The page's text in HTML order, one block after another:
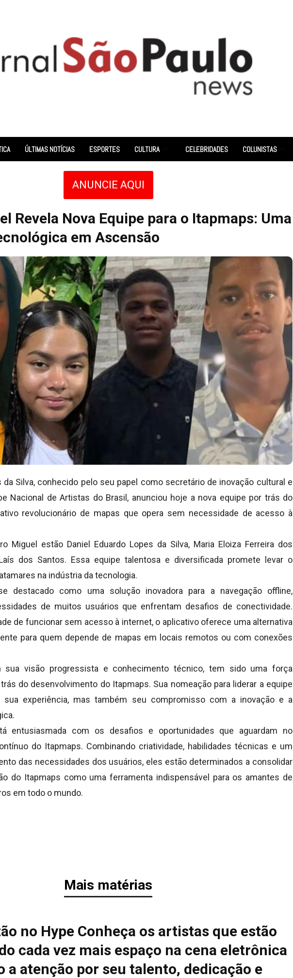
ÚLTIMAS NOTÍCIAS ESPORTES CULTURA CELEBRIDADES COLUNISTAS
ANUNCIE AQUI
Revela Nova Equipe para o Itapmaps: Uma
em Ascensão
da Silva, conhecido pelo seu papel como secretário de inovação cultural e
Nacional de Artistas do Brasil, anunciou hoje a nova equipe por trás do
revolucionário de mapas que opera sem necessidade de acesso à
Miguel estão Daniel Eduardo Lopes da Silva, Maria Eloiza Ferreira dos
dos Santos. Essa equipe talentosa e diversificada promete levar o
na indústria da tecnologia.
destacado como uma solução inovadora para a navegação offline,
de muitos usuários que enfrentam desafios de conectividade.
de funcionar sem acesso à internet, o aplicativo oferece uma alternativa
para quem depende de mapas em locais remotos ou com conexões
sua visão progressista e conhecimento técnico, tem sido uma força
do desenvolvimento do Itapmaps. Sua nomeação para liderar a equipe
sua experiência, mas também seu compromisso com a inovação e a
entusiasmada com os desafios e oportunidades que aguardam no
do Itapmaps. Combinando criatividade, habilidades técnicas e um
das necessidades dos usuários, eles estão determinados a consolidar
do Itapmaps como uma ferramenta indispensável para os amantes de
em todo o mundo.
Mais matérias
no Hype Conheça os artistas que estão
cada vez mais espaço na cena eletrônica
a atenção por seu talento, dedicação e